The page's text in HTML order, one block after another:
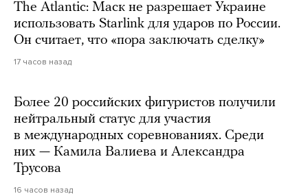
The Atlantic: Маск не разрешает Украине
использовать Starlink для ударов по России.
Он считает, что «пора заключать сделку»
17 часов назад
Более 20 российских фигуристов получили
нейтральный статус для участия
в международных соревнованиях. Среди
них — Камила Валиева и Александра
Трусова
16 часов назад